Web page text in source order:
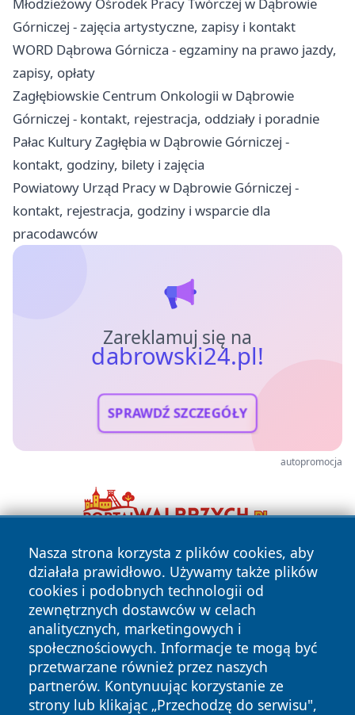
Górniczej - zajęcia artystyczne, zapisy i kontakt
WORD Dąbrowa Górnicza - egzaminy na prawo jazdy,
zapisy, opłaty
Zagłębiowskie Centrum Onkologii w Dąbrowie
Górniczej - kontakt, rejestracja, oddziały i poradnie
Pałac Kultury Zagłębia w Dąbrowie Górniczej -
kontakt, godziny, bilety i zajęcia
Powiatowy Urząd Pracy w Dąbrowie Górniczej -
kontakt, rejestracja, godziny i wsparcie dla
pracodawców
Zareklamuj się na
dabrowski24.pl!
SPRAWDŹ SZCZEGÓŁY
autopromocja
Nasza strona korzysta z plików cookies, aby
działała prawidłowo. Używamy także plików
cookies i podobnych technologii od
zewnętrznych dostawców w celach
analitycznych, marketingowych i
społecznościowych. Informacje te mogą być
przetwarzane również przez naszych
partnerów. Kontynuując korzystanie ze
strony lub klikając „Przechodzę do serwisu",
Copyright © 2026 dabrowski24.pl Wszystkie prawa
zastrzeżone.